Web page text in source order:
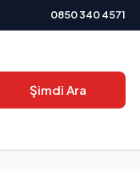
0850 340 4571
Şimdi Ara